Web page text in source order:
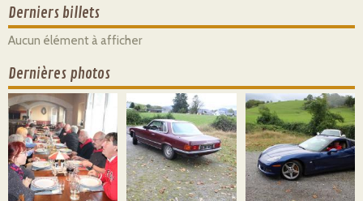
Derniers billets
Aucun élément à afficher
Dernières photos